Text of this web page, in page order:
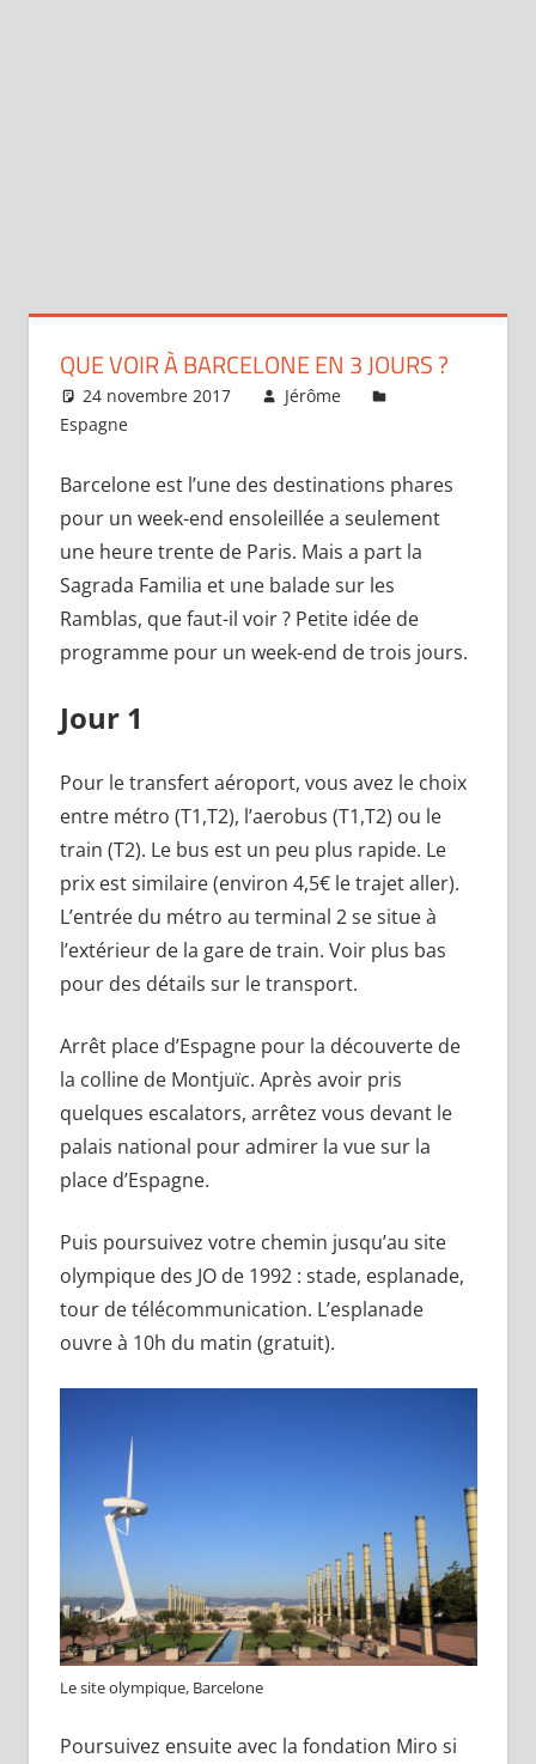
QUE VOIR À BARCELONE EN 3 JOURS ?
24 novembre 2017
Jérôme
Espagne
Barcelone est l’une des destinations phares
pour un week-end ensoleillée a seulement
une heure trente de Paris. Mais a part la
Sagrada Familia et une balade sur les
Ramblas, que faut-il voir ? Petite idée de
programme pour un week-end de trois jours.
Jour 1
Pour le transfert aéroport, vous avez le choix
entre métro (T1,T2), l’aerobus (T1,T2) ou le
train (T2). Le bus est un peu plus rapide. Le
prix est similaire (environ 4,5€ le trajet aller).
L’entrée du métro au terminal 2 se situe à
l’extérieur de la gare de train. Voir plus bas
pour des détails sur le transport.
Arrêt place d’Espagne pour la découverte de
la colline de Montjuïc. Après avoir pris
quelques escalators, arrêtez vous devant le
palais national pour admirer la vue sur la
place d’Espagne.
Puis poursuivez votre chemin jusqu’au site
olympique des JO de 1992 : stade, esplanade,
tour de télécommunication. L’esplanade
ouvre à 10h du matin (gratuit).
Le site olympique, Barcelone
Poursuivez ensuite avec la fondation Miro si